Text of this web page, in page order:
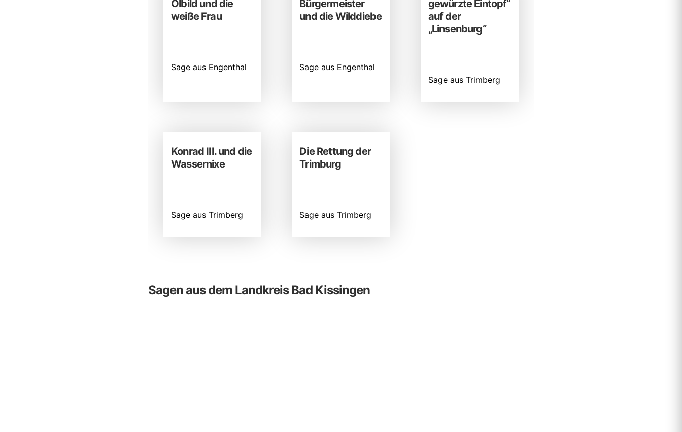
Ölbild und die
weiße Frau
Sage aus Engenthal
Bürgermeister
und die Wilddiebe
Sage aus Engenthal
gewürzte Eintopf“
auf der
„Linsenburg“
Sage aus Trimberg
Konrad III. und die
Wassernixe
Sage aus Trimberg
Die Rettung der
Trimburg
Sage aus Trimberg
Sagen aus dem Landkreis Bad Kissingen